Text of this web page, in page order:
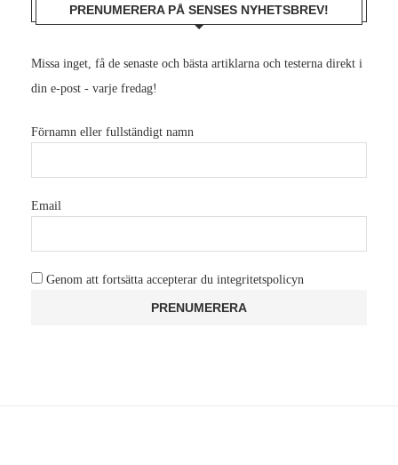
PRENUMERERA PÅ SENSES NYHETSBREV!
Missa inget, få de senaste och bästa artiklarna och testerna direkt i
din e-post - varje fredag!
Förnamn eller fullständigt namn
Email
Genom att fortsätta accepterar du integritetspolicyn